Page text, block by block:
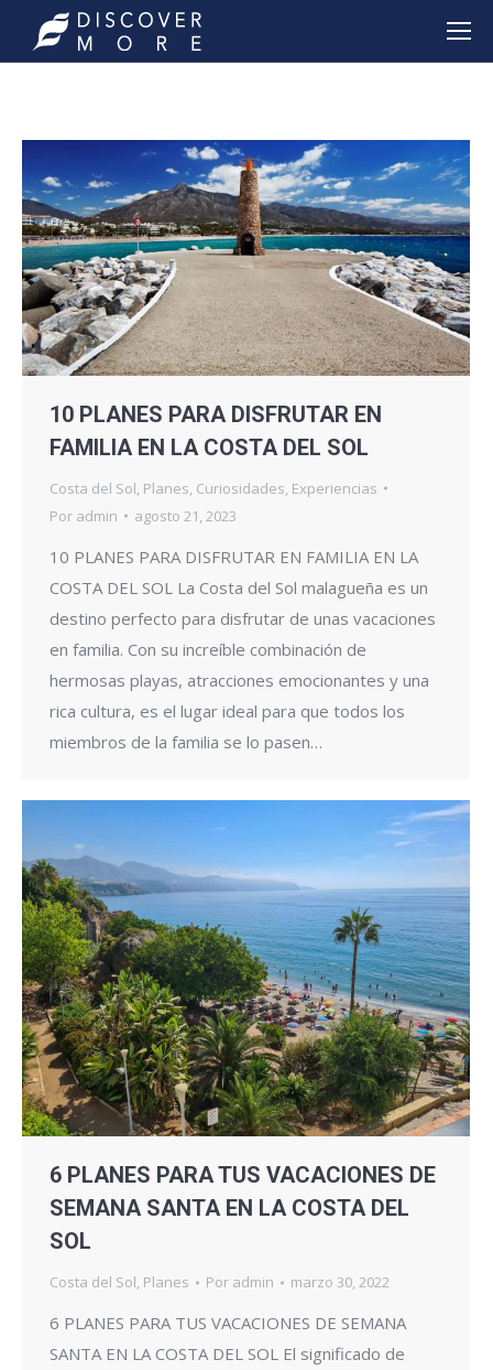
10 PLANES PARA DISFRUTAR EN
FAMILIA EN LA COSTA DEL SOL
Costa del Sol Planes Curiosidades Experiencias
Por admin agosto 21, 2023
10 PLANES PARA DISFRUTAR EN FAMILIA EN LA
COSTA DEL SOL La Costa del Sol malagueña es un
destino perfecto para disfrutar de unas vacaciones
en familia. Con su increíble combinación de
hermosas playas, atracciones emocionantes y una
rica cultura, es el lugar ideal para que todos los
miembros de la familia se lo pasen…
6 PLANES PARA TUS VACACIONES DE
SEMANA SANTA EN LA COSTA DEL
SOL
Costa del Sol, Planes Por admin marzo 30, 2022
6 PLANES PARA TUS VACACIONES DE SEMANA
SANTA EN LA COSTA DEL SOL El significado de